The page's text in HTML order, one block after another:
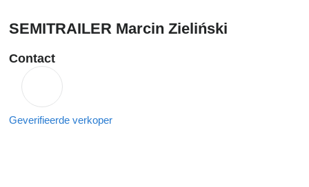
SEMITRAILER Marcin Zieliński
Contact
Geverifieerde verkoper